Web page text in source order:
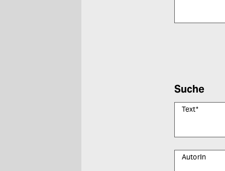
Suche
Text*
AutorIn